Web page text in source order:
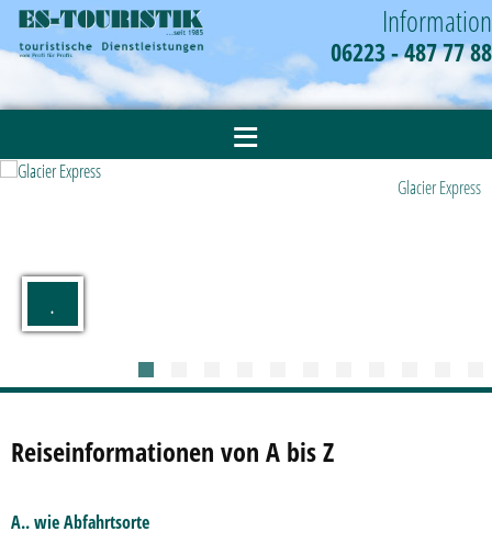
Information
06223 - 487 77 88
≡
.
Glacier Express
Reiseinformationen von A bis Z
A..wie Abfahrtsorte